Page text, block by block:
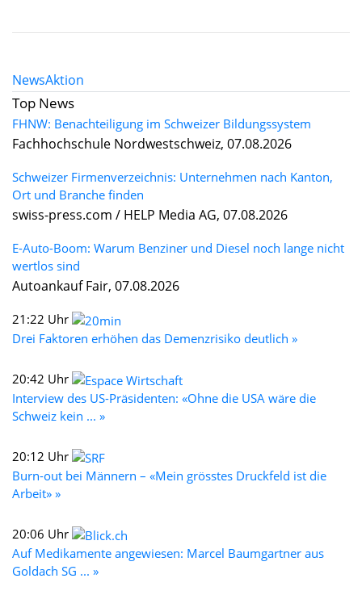
NewsAktion
Top News
FHNW: Benachteiligung im Schweizer Bildungssystem
Fachhochschule Nordwestschweiz, 07.08.2026
Schweizer Firmenverzeichnis: Unternehmen nach Kanton,
Ort und Branche finden
swiss-press.com / HELP Media AG, 07.08.2026
E-Auto-Boom: Warum Benziner und Diesel noch lange nicht
wertlos sind
Autoankauf Fair, 07.08.2026
21:22 Uhr
Drei Faktoren erhöhen das Demenzrisiko deutlich »
20:42 Uhr
Interview des US-Präsidenten: «Ohne die USA wäre die
Schweiz kein ... »
20:12 Uhr
Burn-out bei Männern – «Mein grösstes Druckfeld ist die
Arbeit» »
20:06 Uhr
Auf Medikamente angewiesen: Marcel Baumgartner aus
Goldach SG ... »